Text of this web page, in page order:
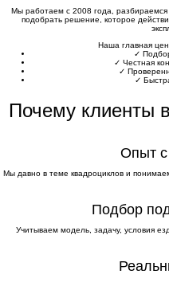
Мы работаем с 2008 года,
подобрать решение, которое
Наша главная
✓
✓ Честная
✓
✓
Почему клиенты
Опыт с
Мы давно в теме квадроциклов и
Подбор
Учитываем модель, задачу, условия